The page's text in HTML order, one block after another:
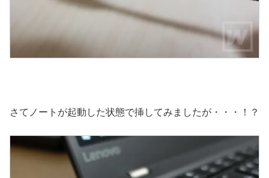
さてノートが起動した状態で挿してみましたが・・・！？